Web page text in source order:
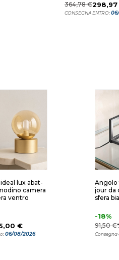
364,78 €
CONSEGNA ENTRO:
lux abat-
camera
ventro
€
06/08/2026
Angolo
jour da
sfera
-18%
91,50 €
Consegna